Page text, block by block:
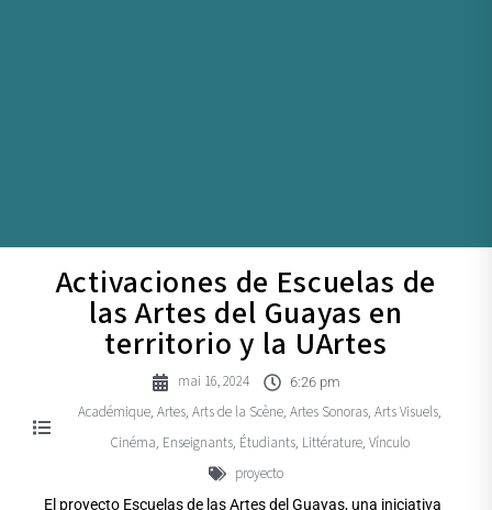
Activaciones de Escuelas de
las Artes del Guayas en
territorio y la UArtes
mai 16, 2024 6:26 pm
Académique, Artes, Arts de la Scène, Artes Sonoras, Arts Visuels,
Cinéma, Enseignants, Étudiants, Littérature, Vínculo
proyecto
El proyecto Escuelas de las Artes del Guayas, una iniciativa